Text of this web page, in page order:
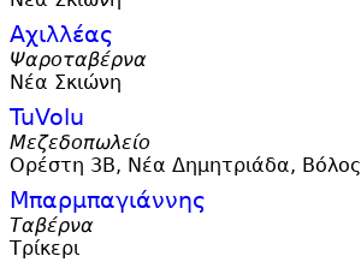
Αχιλλέας
Ψαροταβέρνα
Νέα Σκιώνη
TuVolu
Μεζεδοπωλείο
Ορέστη 3Β, Νέα Δημητριάδα, Βόλος
Μπαρμπαγιάννης
Ταβέρνα
Τρίκερι